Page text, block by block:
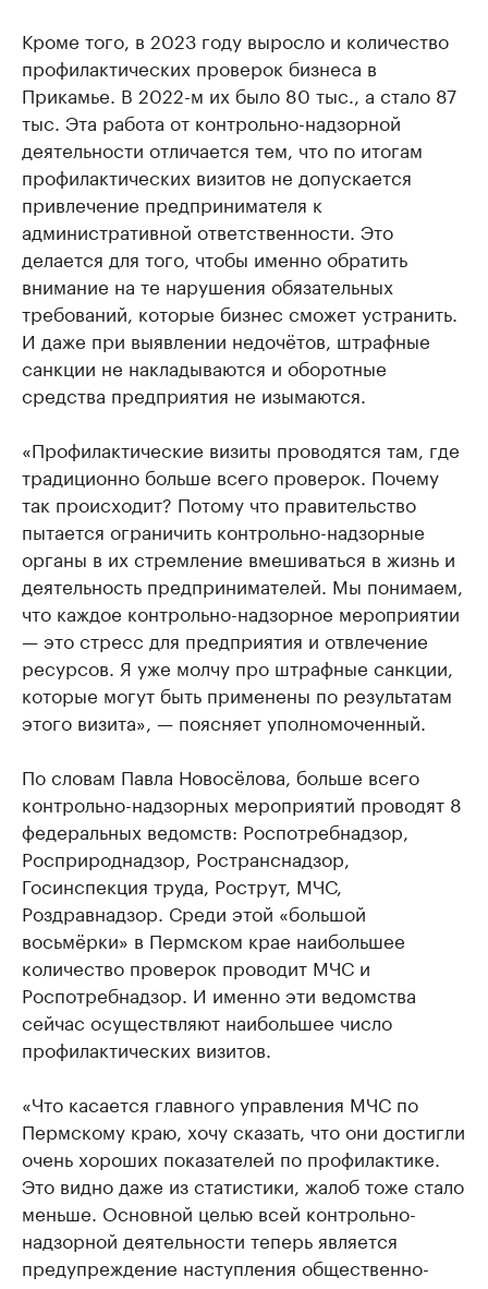
Кроме того, в 2023 году выросло и количество
профилактических проверок бизнеса в
Прикамье. В 2022-м их было 80 тыс., а стало 87
тыс. Эта работа от контрольно-надзорной
деятельности отличается тем, что по итогам
профилактических визитов не допускается
привлечение предпринимателя к
административной ответственности. Это
делается для того, чтобы именно обратить
внимание на те нарушения обязательных
требований, которые бизнес сможет устранить.
И даже при выявлении недочётов, штрафные
санкции не накладываются и оборотные
средства предприятия не изымаются.
«Профилактические визиты проводятся там, где
традиционно больше всего проверок. Почему
так происходит? Потому что правительство
пытается ограничить контрольно-надзорные
органы в их стремление вмешиваться в жизнь и
деятельность предпринимателей. Мы понимаем,
что каждое контрольно-надзорное мероприятии
— это стресс для предприятия и отвлечение
ресурсов. Я уже молчу про штрафные санкции,
которые могут быть применены по результатам
этого визита», — поясняет уполномоченный.
По словам Павла Новосёлова, больше всего
контрольно-надзорных мероприятий проводят 8
федеральных ведомств: Роспотребнадзор,
Росприроднадзор, Ространснадзор,
Госинспекция труда, Рострут, МЧС,
Роздравнадзор. Среди этой «большой
восьмёрки» в Пермском крае наибольшее
количество проверок проводит МЧС и
Роспотребнадзор. И именно эти ведомства
сейчас осуществляют наибольшее число
профилактических визитов.
«Что касается главного управления МЧС по
Пермскому краю, хочу сказать, что они достигли
очень хороших показателей по профилактике.
Это видно даже из статистики, жалоб тоже стало
меньше. Основной целью всей контрольно-
надзорной деятельности теперь является
предупреждение наступления общественно-